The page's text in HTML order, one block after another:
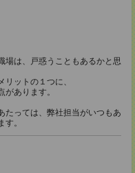
場は、戸惑うこともあるかと思
ットの１つに、
あります。
たっては、弊社担当がいつもあ
。